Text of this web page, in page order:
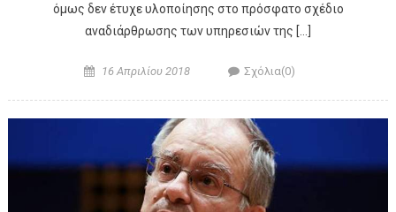
όμως δεν έτυχε υλοποίησης στο πρόσφατο σχέδιο
αναδιάρθρωσης των υπηρεσιών της […]
Posted on
16 Απριλίου 2018 Author Σχόλια(0)